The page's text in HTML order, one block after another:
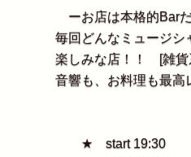
ーお店は本格的Barだ
毎回どんなミュージシャ
楽しみな店！！ [雑貨系
音響も、お料理も最
★ start 19:30